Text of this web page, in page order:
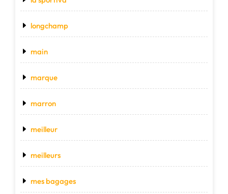
longchamp
main
marque
marron
meilleur
meilleurs
mes bagages